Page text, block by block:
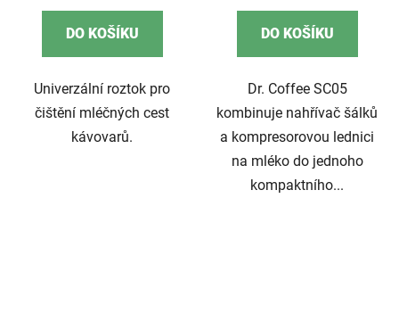
DO KOŠÍKU
Univerzální roztok pro
čištění mléčných cest
kávovarů.
DO KOŠÍKU
Dr. Coffee SC05
kombinuje nahřívač šálků
a kompresorovou lednici
na mléko do jednoho
kompaktního...